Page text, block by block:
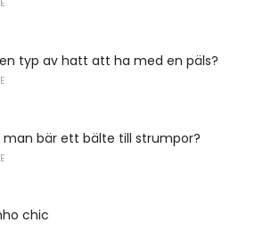
typ av hatt att ha med en päls?
man bär ett bälte till strumpor?
chic